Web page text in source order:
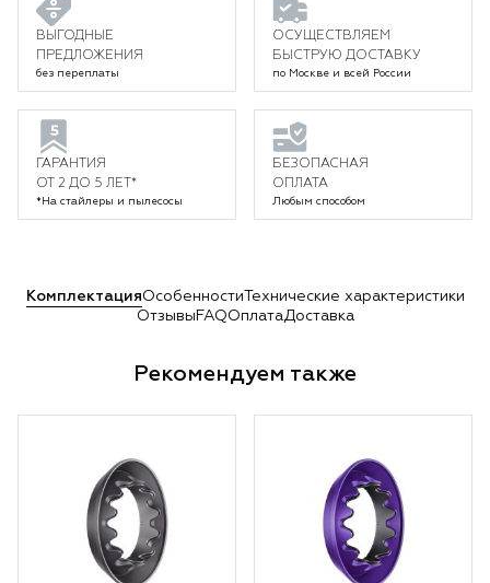
ВЫГОДНЫЕ
ПРЕДЛОЖЕНИЯ
без переплаты
ОСУЩЕСТВЛЯЕМ
БЫСТРУЮ ДОСТАВКУ
по Москве и всей России
ГАРАНТИЯ
ОТ 2 ДО 5 ЛЕТ*
*На стайлеры и пылесосы
БЕЗОПАСНАЯ
ОПЛАТА
Любым способом
КомплектацияОсобенности Технические характеристики
Отзывы FAQОплатаДоставка
Рекомендуем также